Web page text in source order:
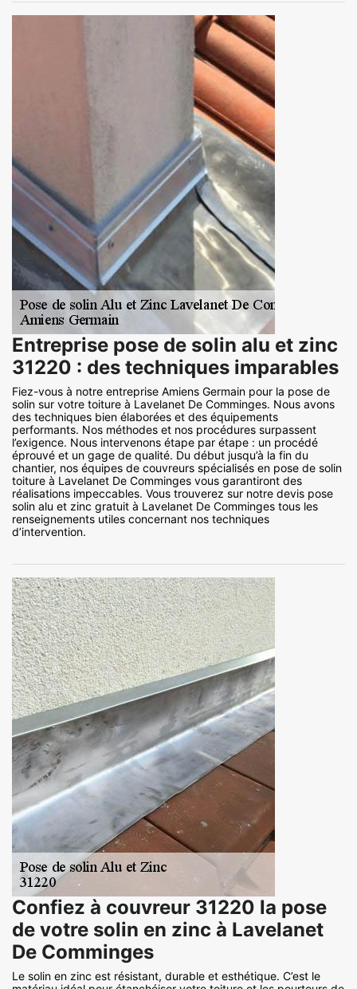
Entreprise pose de solin alu et zinc
31220 : des techniques imparables
Fiez-vous à notre entreprise Amiens Germain pour la pose de
solin sur votre toiture à Lavelanet De Comminges. Nous avons
des techniques bien élaborées et des équipements
performants. Nos méthodes et nos procédures surpassent
l’exigence. Nous intervenons étape par étape : un procédé
éprouvé et un gage de qualité. Du début jusqu’à la fin du
chantier, nos équipes de couvreurs spécialisés en pose de solin
toiture à Lavelanet De Comminges vous garantiront des
réalisations impeccables. Vous trouverez sur notre devis pose
solin alu et zinc gratuit à Lavelanet De Comminges tous les
renseignements utiles concernant nos techniques
d’intervention.
Confiez à couvreur 31220 la pose
de votre solin en zinc à Lavelanet
De Comminges
Le solin en zinc est résistant, durable et esthétique. C’est le